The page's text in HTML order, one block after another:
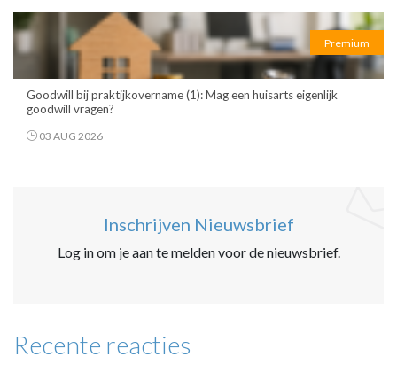
Premium
Goodwill bij praktijkovername (1): Mag een huisarts eigenlijk
goodwill vragen?
03 AUG 2026
Inschrijven Nieuwsbrief
Log in om je aan te melden voor de nieuwsbrief.
Recente reacties